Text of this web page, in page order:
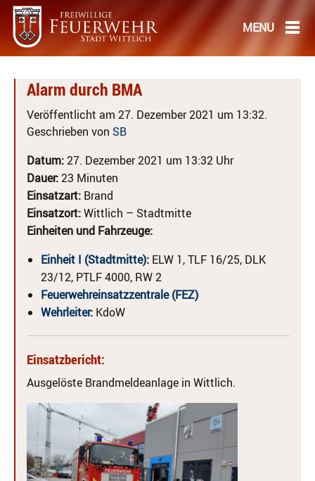
Alarm durch BMA
Veröffentlicht am 27. Dezember 2021 um 13:32.
Geschrieben von SB
Datum:27. Dezember 2021 um 13:32 Uhr
Dauer:23 Minuten
Einsatzart: Brand
Einsatzort:Wittlich – Stadtmitte
Einheiten und Fahrzeuge:
Einheit I (Stadtmitte): ELW 1, TLF 16/25, DLK
23/12, PTLF 4000, RW 2
Feuerwehreinsatzzentrale (FEZ)
Wehrleiter: KdoW
Einsatzbericht:
Ausgelöste Brandmeldeanlage in Wittlich.